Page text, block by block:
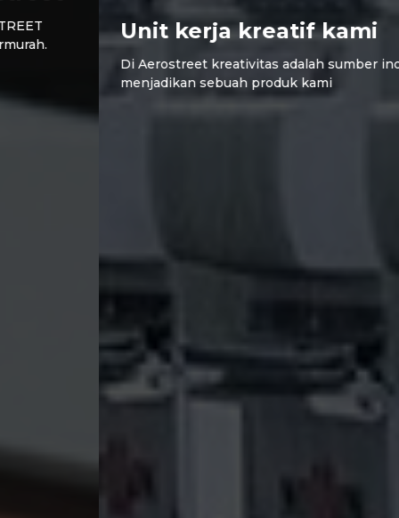
Unit kerja kreatif kami
Di Aerostreet kreativitas adalah sumber inovasi untuk
menjadikan sebuah produk kami